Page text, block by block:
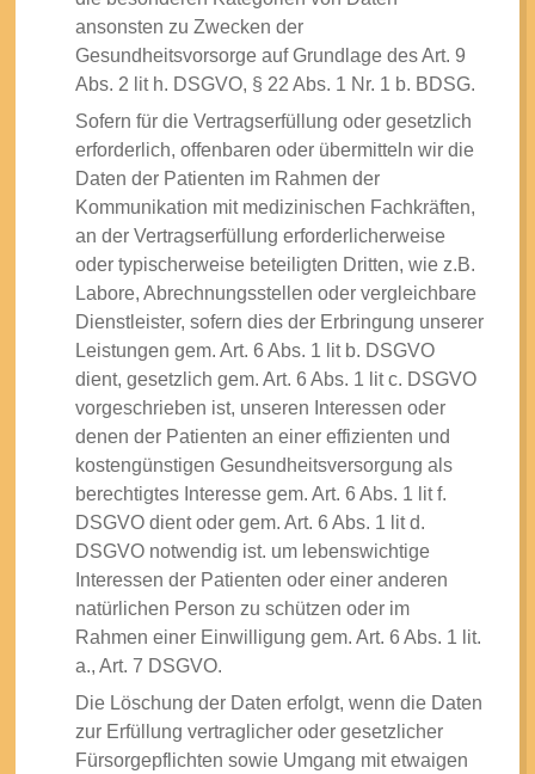
ansonsten zu Zwecken der
Gesundheitsvorsorge auf Grundlage des Art. 9
Abs. 2 lit h. DSGVO, § 22 Abs. 1 Nr. 1 b. BDSG.
Sofern für die Vertragserfüllung oder gesetzlich
erforderlich, offenbaren oder übermitteln wir die
Daten der Patienten im Rahmen der
Kommunikation mit medizinischen Fachkräften,
an der Vertragserfüllung erforderlicherweise
oder typischerweise beteiligten Dritten, wie z.B.
Labore, Abrechnungsstellen oder vergleichbare
Dienstleister, sofern dies der Erbringung unserer
Leistungen gem. Art. 6 Abs. 1 lit b. DSGVO
dient, gesetzlich gem. Art. 6 Abs. 1 lit c. DSGVO
vorgeschrieben ist, unseren Interessen oder
denen der Patienten an einer effizienten und
kostengünstigen Gesundheitsversorgung als
berechtigtes Interesse gem. Art. 6 Abs. 1 lit f.
DSGVO dient oder gem. Art. 6 Abs. 1 lit d.
DSGVO notwendig ist. um lebenswichtige
Interessen der Patienten oder einer anderen
natürlichen Person zu schützen oder im
Rahmen einer Einwilligung gem. Art. 6 Abs. 1 lit.
a., Art. 7 DSGVO.
Die Löschung der Daten erfolgt, wenn die Daten
zur Erfüllung vertraglicher oder gesetzlicher
Fürsorgepflichten sowie Umgang mit etwaigen